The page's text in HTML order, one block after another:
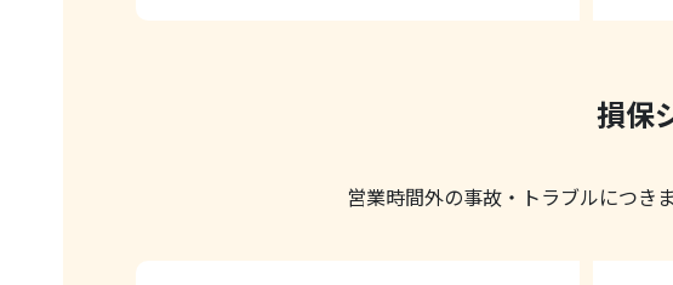
損保
営業時間外の事故・トラブルにつき